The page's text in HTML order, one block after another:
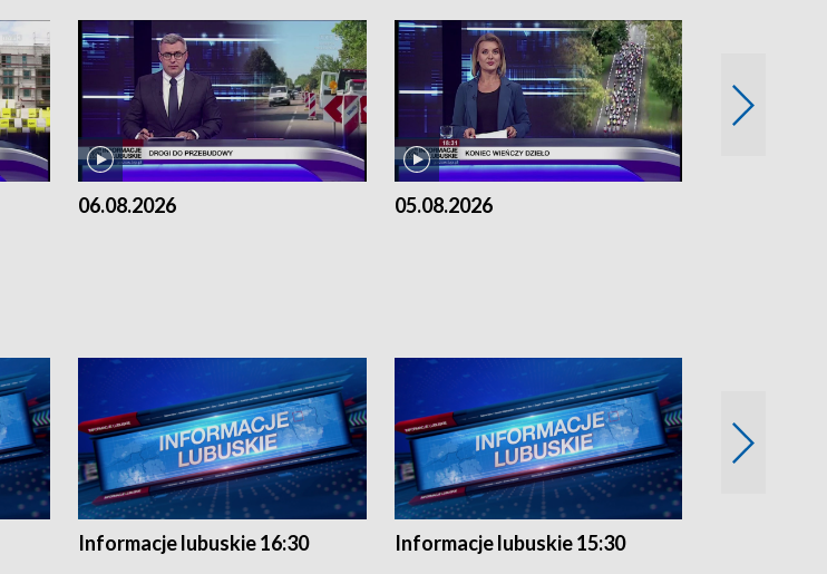
06.08.2026 05.08.2026
Informacje lubuskie 16:30 Informacje lubuskie 15:30